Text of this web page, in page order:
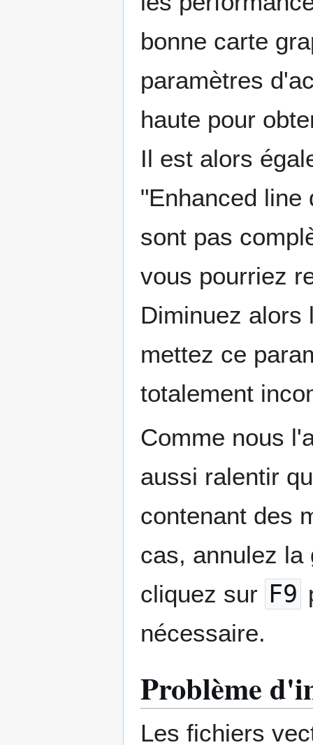
bonne carte
paramètres
haute pour
Il est alors
"Enhanced line
sont pas
vous pourriez
Diminuez alors
mettez ce
totalement
Comme nous
aussi ralentir
contenant des
cas, annulez la
cliquez sur F9
nécessaire.
Problème
Les fichiers